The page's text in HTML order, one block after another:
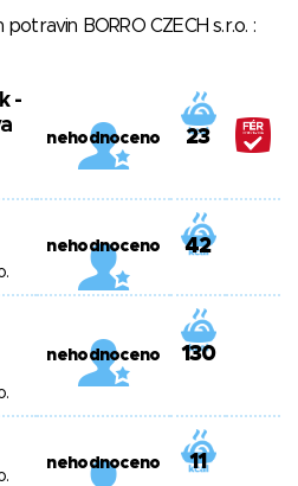
BORRO CZECH s.r.o. :
-
nehodnoceno 23
nehodnoceno 42
nehodnoceno 130
nehodnoceno 11